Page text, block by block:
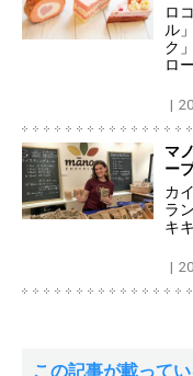
ロ
ル
ク
ロ
マ
ー
カ
ラ
キ
この記事が載って